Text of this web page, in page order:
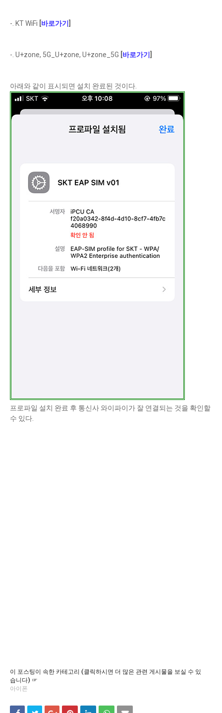
-. KT WiFi 바로가기
-. U+zone, 5G_U+zone, U+zone_5G 바로가기
아래와 같이 표시되면 설치 완료된 것이다.
프로파일 설치 완료 후 통신사 와이파이가 잘 연결되는 것을 확인할
수 있다.
이 포스팅이 속한 카테고리 (클릭하시면 더 많은 관련 게시물을 보실 수 있
습니다) ☞
아이폰